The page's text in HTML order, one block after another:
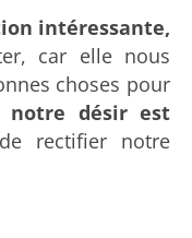
intéressante,
car elle nous
choses pour
notre désir est
rectifier notre